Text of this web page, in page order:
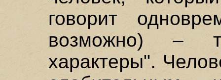
говорит
возможно) –
характеры".